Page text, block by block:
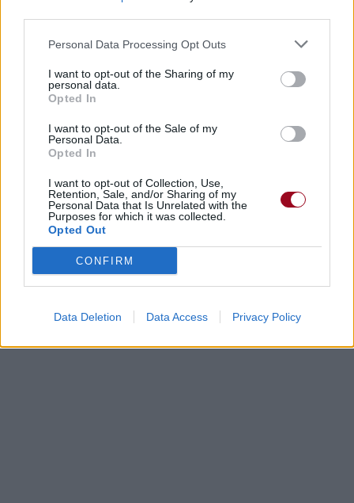
Personal Data Processing Opt Outs
I want to opt-out of the Sharing of my
personal data.
Opted In
I want to opt-out of the Sale of my
Personal Data.
Opted In
I want to opt-out of Collection, Use,
Retention, Sale, and/or Sharing of my
Personal Data that Is Unrelated with the
Purposes for which it was collected.
Opted Out
CONFIRM
Data Deletion Data Access Privacy Policy